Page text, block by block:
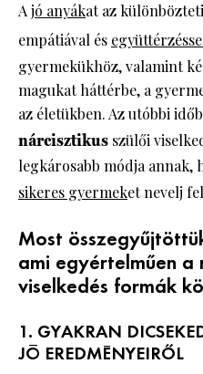
Ajó anyákat az
empátiával és
gyermekükhöz, valamint
magukat háttérbe, a
az életükben. Az utóbbi
nárcisztikus szülői
legkárosabb módja annak,
sikeres gyermeket nevelj
Most
ami egyértelműen a
viselkedés formák
1. GYAKRAN
JÓ EREDMÉNYEIRŐL